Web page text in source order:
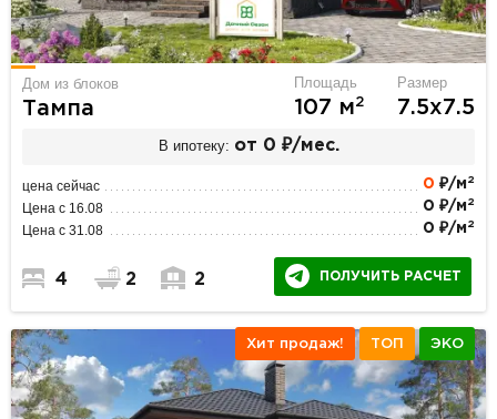
Дом из блоков
Тампа
Площадь
107 м2
Размер
7.5х7.5
В ипотеку: от 0 ₽/мес.
цена сейчас 0 ₽/м 2
Цена с 16.08 0 ₽/м 2
Цена с 31.08 0 ₽/м 2
4 2 2 ПОЛУЧИТЬ РАСЧЕТ
Хит продаж! ТОП ЭКО